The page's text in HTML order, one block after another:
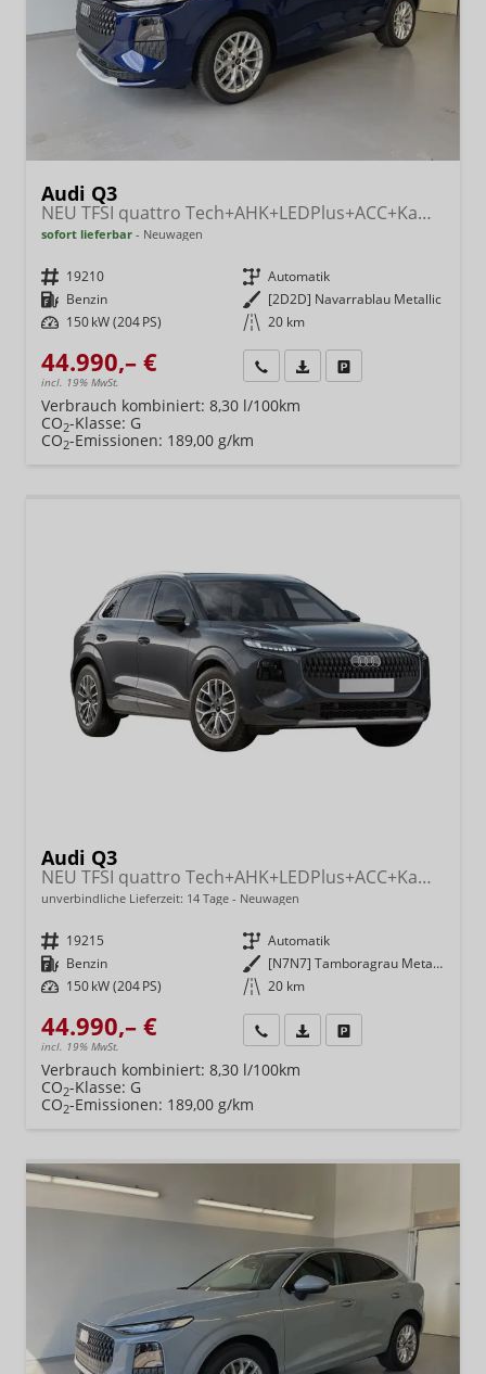
Audi Q3
NEU TFSI quattro Tech+AHK+LEDPlus+ACC+Kamera+Alu18+Volllack
sofort lieferbar Neuwagen
Fahrzeugnr. 19210 Getriebe Automatik
Kraftstoff Benzin Außenfarbe [2D2D] Navarrablau Metallic
Leistung 150 kW (204 PS) Kilometerstand 20 km
44.990,– €
incl. 19% MwSt.
Wir rufen Sie anFahrzeugexposé (PDF)
Verbrauch kombiniert: 8,30 l/100km
CO2-Klasse: G
CO2-Emissionen: 189,00 g/km
Audi Q3
NEU TFSI quattro Tech+AHK+LEDPlus+ACC+Kamera+Alu18+Volllack
unverbindliche Lieferzeit: 14 Tage Neuwagen
Fahrzeugnr. 19215 Getriebe Automatik
Kraftstoff Benzin Außenfarbe
[N7N7] Tamboragrau Metallic
Leistung 150 kW (204 PS) Kilometerstand 20 km
44.990,– €
incl. 19% MwSt.
Wir rufen Sie anFahrzeugexposé (PDF)
Verbrauch kombiniert: 8,30 l/100km
CO2-Klasse: G
CO2-Emissionen: 189,00 g/km